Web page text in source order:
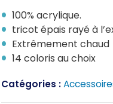
100% acrylique.
tricot épais rayé à
Extrêmement chaud
14 coloris au choix
Catégories :